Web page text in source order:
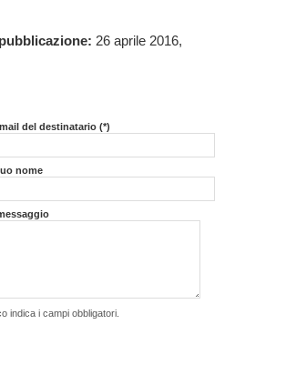
26 aprile 2016,
del destinatario (*)
nome
indica i campi obbligatori.